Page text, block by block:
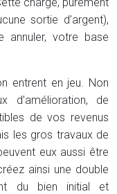
sortie d’argent),
annuler, votre base
entrent en jeu. Non
d’amélioration, de
de vos revenus
les gros travaux de
eux aussi être
ainsi une double
du bien initial et